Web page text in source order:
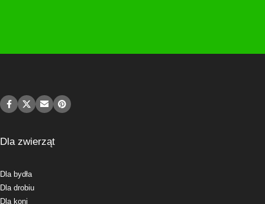
Dla zwierząt
Dla bydła
Dla drobiu
Dla koni